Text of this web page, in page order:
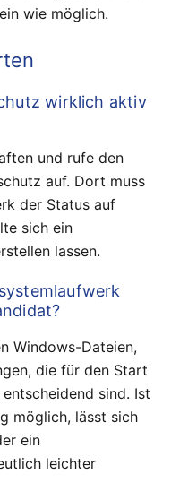
wie möglich.
wirklich aktiv
und rufe den
auf. Dort muss
der Status auf
sich ein
lassen.
Windows-Dateien,
die für den Start
sind. Ist
möglich, lässt sich
ein
leichter